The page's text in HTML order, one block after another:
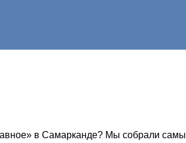
в Самарканде? Мы собрали